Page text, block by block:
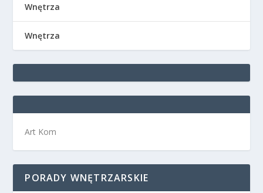
Wnętrza
Wnętrza
Art Kom
PORADY WNĘTRZARSKIE